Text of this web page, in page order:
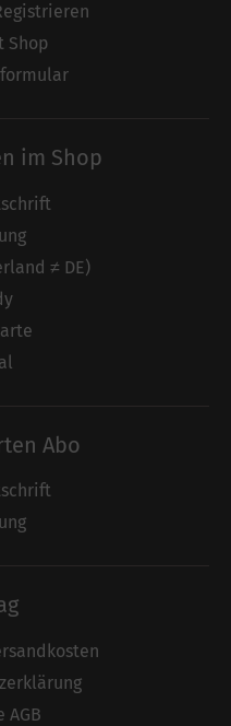
Shop
im Shop
≠ DE)
Abo
AGB